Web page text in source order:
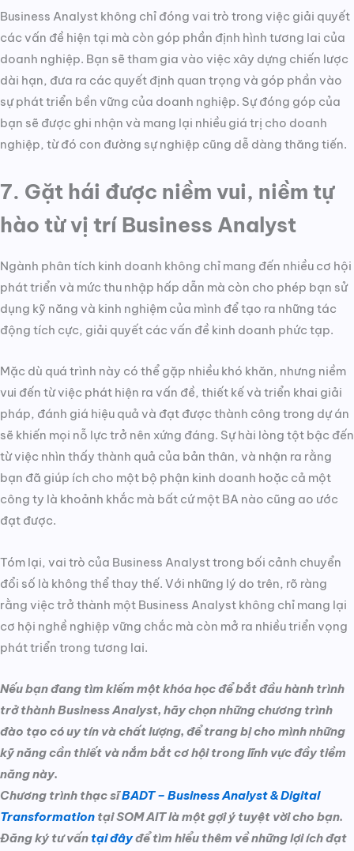
Business Analyst không chỉ đóng vai trò trong việc giải quyết
các vấn đề hiện tại mà còn góp phần định hình tương lai của
doanh nghiệp. Bạn sẽ tham gia vào việc xây dựng chiến lược
dài hạn, đưa ra các quyết định quan trọng và góp phần vào
sự phát triển bền vững của doanh nghiệp. Sự đóng góp của
bạn sẽ được ghi nhận và mang lại nhiều giá trị cho doanh
nghiệp, từ đó con đường sự nghiệp cũng dễ dàng thăng tiến.
7. Gặt hái được niềm vui, niềm tự
hào từ vị trí Business Analyst
Ngành phân tích kinh doanh không chỉ mang đến nhiều cơ hội
phát triển và mức thu nhập hấp dẫn mà còn cho phép bạn sử
dụng kỹ năng và kinh nghiệm của mình để tạo ra những tác
động tích cực, giải quyết các vấn đề kinh doanh phức tạp.
Mặc dù quá trình này có thể gặp nhiều khó khăn, nhưng niềm
vui đến từ việc phát hiện ra vấn đề, thiết kế và triển khai giải
pháp, đánh giá hiệu quả và đạt được thành công trong dự án
sẽ khiến mọi nỗ lực trở nên xứng đáng. Sự hài lòng tột bậc đến
từ việc nhìn thấy thành quả của bản thân, và nhận ra rằng
bạn đã giúp ích cho một bộ phận kinh doanh hoặc cả một
công ty là khoảnh khắc mà bất cứ một BA nào cũng ao ước
đạt được.
Tóm lại, vai trò của Business Analyst trong bối cảnh chuyển
đổi số là không thể thay thế. Với những lý do trên, rõ ràng
rằng việc trở thành một Business Analyst không chỉ mang lại
cơ hội nghề nghiệp vững chắc mà còn mở ra nhiều triển vọng
phát triển trong tương lai.
Nếu bạn đang tìm kiếm một khóa học để bắt đầu hành trình
trở thành Business Analyst, hãy chọn những chương trình
đào tạo có uy tín và chất lượng, để trang bị cho mình những
kỹ năng cần thiết và nắm bắt cơ hội trong lĩnh vực đầy tiềm
năng này.
Chương trình thạc sĩBADT – Business Analyst & Digital
Transformation tại SOM AIT là một gợi ý tuyệt vời cho bạn.
Đăng ký tư vấn tại đâyđể tìm hiểu thêm về những lợi ích đạt